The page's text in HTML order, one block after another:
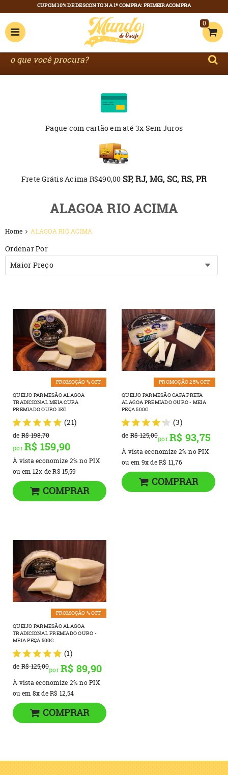
0
Pague com cartãoem até 3x Sem Juros
Frete Grátis Acima R$490,00 SP, RJ, MG, SC, RS, PR
ALAGOA RIO ACIMA
Home ALAGOA RIO ACIMA
Ordenar Por
Maior Preço
PROMOÇÃO % OFF
QUEIJO PARMESÃO ALAGOA
TRADICIONAL MEIA CURA
PREMIADO OURO 1KG
(21)
de R$ 198,70
porR$ 159,90
À vista economize 2% no PIX
ou em 12x deR$ 15,59
COMPRAR
PROMOÇÃO 25% OFF
QUEIJO PARMESÃO CAPA PRETA
ALAGOA PREMIADO OURO - MEIA
PEÇA 500G
(3)
de R$ 125,00porR$ 93,75
À vista economize 2% no PIX
ou em 9xdeR$ 11,76
COMPRAR
PROMOÇÃO % OFF
QUEIJO PARMESÃO ALAGOA
TRADICIONAL PREMIADO OURO -
MEIA PEÇA 500G
(1)
de R$ 125,00porR$ 89,90
À vista economize 2% no PIX
ou em 8xdeR$ 12,54
COMPRAR